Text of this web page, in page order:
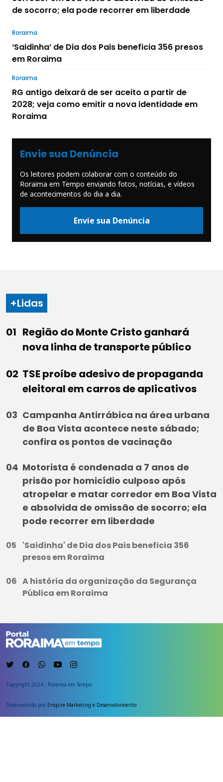
de socorro; ela pode recorrer em liberdade
Roraima
‘Saidinha’ de Dia dos Pais beneficia 356 presos
em Roraima
Roraima
RG antigo deixará de ser aceito a partir de
2028; veja como emitir a nova identidade em
Roraima
Envie sua Denúncia
Os leitores podem colaborar com o conteúdo do
Roraima em Tempo enviando fotos, notícias, e vídeos
de acontecimentos do dia a dia.
Envie sua Denúncia
+Lidas
Região do Monte Cristo ganhará
nova linha de transporte público
TSE proíbe adesivo de propaganda
eleitoral em carros de aplicativos
Campanha Antirrábica na área urbana
de Boa Vista acontece neste sábado;
confira os pontos de vacinação
Motorista é condenada a 7 anos de
prisão por homicídio culposo após
atropelar e matar corredor em Boa Vista
e absolvida de omissão de socorro; ela
pode recorrer em liberdade
'Saidinha' de Dia dos Pais beneficia 356
presos em Roraima
A história da organização da Segurança
Pública em Roraima
Copyright 2024 - Roraima em Tempo
Desenvolvido por Enspire Marketing e Desenvolvimento